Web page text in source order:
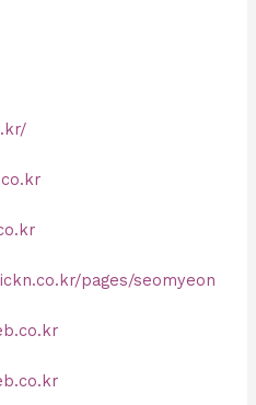
pages/seomyeon